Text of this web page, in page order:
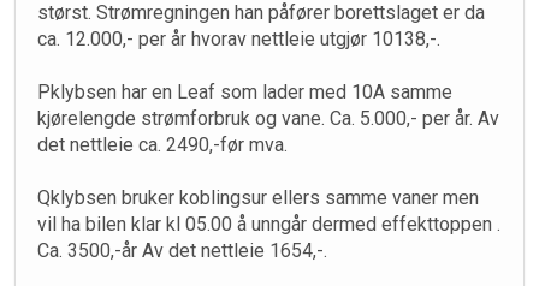
størst. Strømregningen han påfører borettslaget er da
ca. 12.000,- per år hvorav nettleie utgjør 10138,-.
Pklybsen har en Leaf som lader med 10A samme
kjørelengde strømforbruk og vane. Ca. 5.000,- per år. Av
det nettleie ca. 2490,-før mva.
Qklybsen bruker koblingsur ellers samme vaner men
vil ha bilen klar kl 05.00 å unngår dermed effekttoppen .
Ca. 3500,-år Av det nettleie 1654,-.